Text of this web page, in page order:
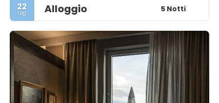
22
lug Alloggio 5 Notti